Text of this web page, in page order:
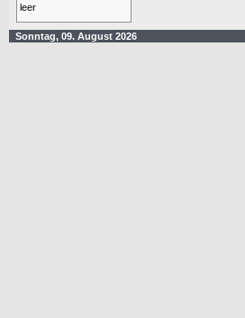
leer
Sonntag, 09. August 2026